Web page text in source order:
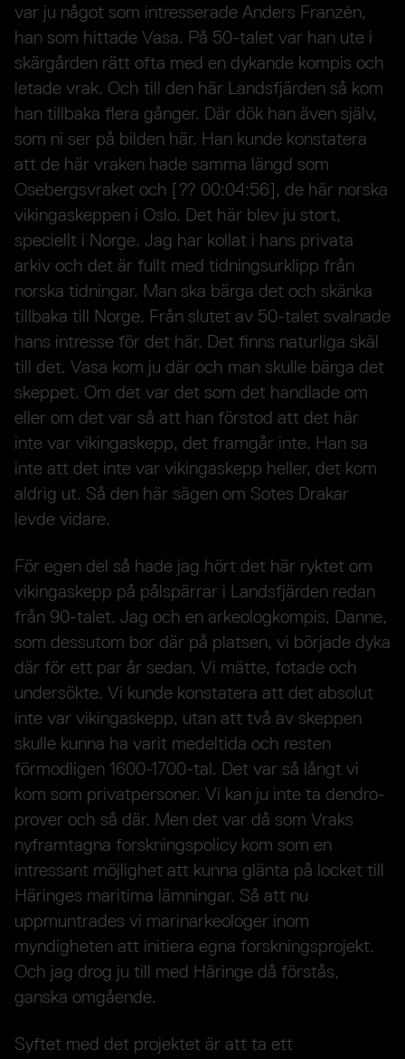
var ju något som intresserade Anders Franzén,
han som hittade Vasa. På 50-talet var han ute i
skärgården rätt ofta med en dykande kompis och
letade vrak. Och till den här Landsfjärden så kom
han tillbaka flera gånger. Där dök han även själv,
som ni ser på bilden här. Han kunde konstatera
att de här vraken hade samma längd som
Osebergsvraket och [?? 00:04:56], de här norska
vikingaskeppen i Oslo. Det här blev ju stort,
speciellt i Norge. Jag har kollat i hans privata
arkiv och det är fullt med tidningsurklipp från
norska tidningar. Man ska bärga det och skänka
tillbaka till Norge. Från slutet av 50-talet svalnade
hans intresse för det här. Det finns naturliga skäl
till det. Vasa kom ju där och man skulle bärga det
skeppet. Om det var det som det handlade om
eller om det var så att han förstod att det här
inte var vikingaskepp, det framgår inte. Han sa
inte att det inte var vikingaskepp heller, det kom
aldrig ut. Så den här sägen om Sotes Drakar
levde vidare.
För egen del så hade jag hört det här ryktet om
vikingaskepp på pålspärrar i Landsfjärden redan
från 90-talet. Jag och en arkeologkompis, Danne,
som dessutom bor där på platsen, vi började dyka
där för ett par år sedan. Vi mätte, fotade och
undersökte. Vi kunde konstatera att det absolut
inte var vikingaskepp, utan att två av skeppen
skulle kunna ha varit medeltida och resten
förmodligen 1600-1700-tal. Det var så långt vi
kom som privatpersoner. Vi kan ju inte ta dendro-
prover och så där. Men det var då som Vraks
nyframtagna forskningspolicy kom som en
intressant möjlighet att kunna glänta på locket till
Häringes maritima lämningar. Så att nu
uppmuntrades vi marinarkeologer inom
myndigheten att initiera egna forskningsprojekt.
Och jag drog ju till med Häringe då förstås,
ganska omgående.
Syftet med det projektet är att ta ett